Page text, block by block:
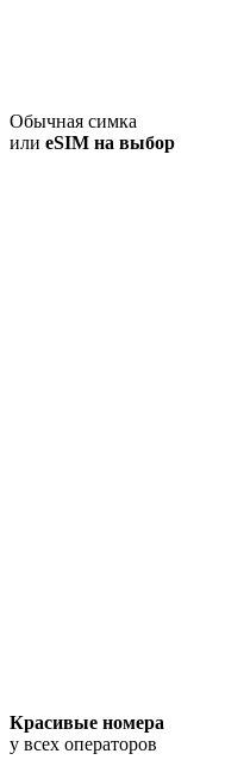
Обычная симка
или eSIM на выбор
Красивые номера
у всех операторов